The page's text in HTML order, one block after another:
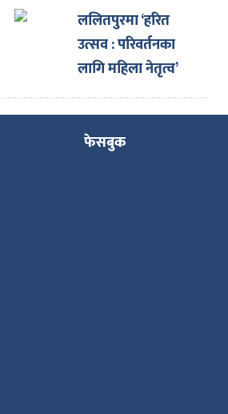
ललितपुरमा ‘हरित
उत्सव : परिवर्तनका
लागि महिला नेतृत्व’
अभियान
फेसबुक